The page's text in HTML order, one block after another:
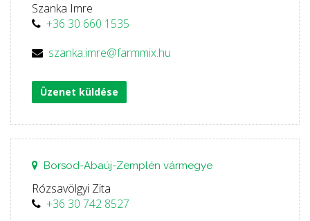
Szanka Imre
+36 30 660 1535
szanka.imre@farmmix.hu
Üzenet küldése
Borsod-Abaúj-Zemplén vármegye
Rózsavölgyi Zita
+36 30 742 8527